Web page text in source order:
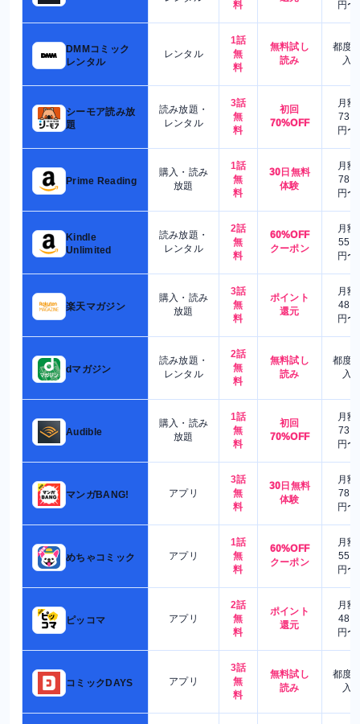
料
円〜
DMMコミック
レンタル
レンタル
1話
無
料
無料試し
読み
都度
入
シーモア読み放
題
読み放題・
レンタル
3話
無
料
初回
70%OFF
月額
730
円〜
Prime Reading
購入・読み
放題
1話
無
料
30日無料
体験
月額
780
円〜
Kindle
Unlimited
読み放題・
レンタル
2話
無
料
60%OFF
クーポン
月額
550
円〜
楽天マガジン
購入・読み
放題
3話
無
料
ポイント
還元
月額
480
円〜
dマガジン
読み放題・
レンタル
2話
無
料
無料試し
読み
都度
入
Audible
購入・読み
放題
1話
無
料
初回
70%OFF
月額
730
円〜
マンガBANG! アプリ
3話
無
料
30日無料
体験
月額
780
円〜
めちゃコミック アプリ
1話
無
料
60%OFF
クーポン
月額
550
円〜
ピッコマ アプリ
2話
無
料
ポイント
還元
月額
480
円〜
コミックDAYS アプリ
3話
無
料
無料試し
読み
都度
入